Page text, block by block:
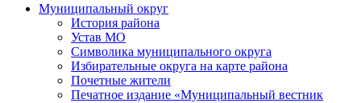
Муниципальный округ
История района
Устав МО
Символика муниципального округа
Избирательные округа на карте района
Почетные жители
Печатное издание «Муниципальный вестник